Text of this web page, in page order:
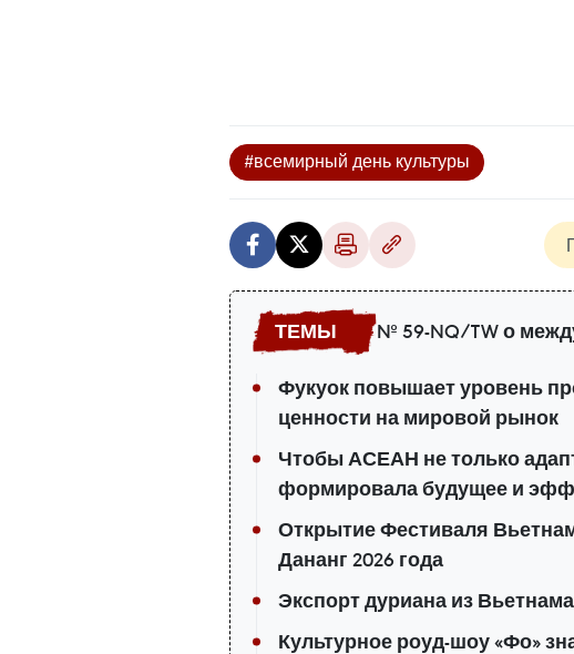
#всемирный день культуры
№ 59-NQ/TW о
Фукуок повышает уровень
ценности на мировой рынок
Чтобы АСЕАН не только
формировала будущее и
Открытие Фестиваля
Дананг 2026 года
Экспорт дуриана из
Культурное роуд-шоу «Фо»